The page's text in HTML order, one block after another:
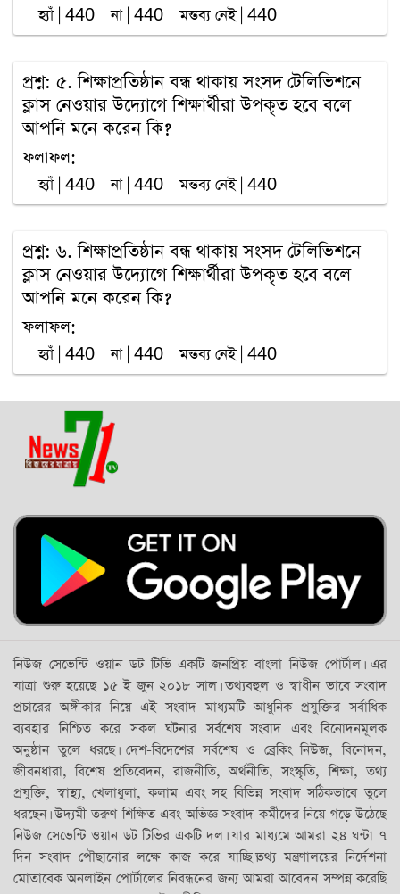
হ্যাঁ | 440 না | 440 মন্তব্য নেই | 440
প্রশ্ন: ৫. শিক্ষাপ্রতিষ্ঠান বন্ধ থাকায় সংসদ টেলিভিশনে
ক্লাস নেওয়ার উদ্যোগে শিক্ষার্থীরা উপকৃত হবে বলে
আপনি মনে করেন কি?
ফলাফল:
হ্যাঁ | 440 না | 440 মন্তব্য নেই | 440
প্রশ্ন: ৬. শিক্ষাপ্রতিষ্ঠান বন্ধ থাকায় সংসদ টেলিভিশনে
ক্লাস নেওয়ার উদ্যোগে শিক্ষার্থীরা উপকৃত হবে বলে
আপনি মনে করেন কি?
ফলাফল:
হ্যাঁ | 440 না | 440 মন্তব্য নেই | 440
নিউজ সেভেন্টি ওয়ান ডট টিভি একটি জনপ্রিয় বাংলা নিউজ পোর্টাল। এর
যাত্রা শুরু হয়েছে ১৫ ই জুন ২০১৮ সাল। তথ্যবহুল ও স্বাধীন ভাবে সংবাদ
প্রচারের অঙ্গীকার নিয়ে এই সংবাদ মাধ্যমটি আধুনিক প্রযুক্তির সর্বাধিক
ব্যবহার নিশ্চিত করে সকল ঘটনার সর্বশেষ সংবাদ এবং বিনোদনমূলক
অনুষ্ঠান তুলে ধরছে। দেশ-বিদেশের সর্বশেষ ও ব্রেকিং নিউজ, বিনোদন,
জীবনধারা, বিশেষ প্রতিবেদন, রাজনীতি, অর্থনীতি, সংস্কৃতি, শিক্ষা, তথ্য
প্রযুক্তি, স্বাস্থ্য, খেলাধুলা, কলাম এবং সহ বিভিন্ন সংবাদ সঠিকভাবে তুলে
ধরছেন। উদ্যমী তরুণ শিক্ষিত এবং অভিজ্ঞ সংবাদ কর্মীদের নিয়ে গড়ে উঠেছে
নিউজ সেভেন্টি ওয়ান ডট টিভির একটি দল। যার মাধ্যমে আমরা ২৪ ঘন্টা ৭
দিন সংবাদ পৌছানোর লক্ষে কাজ করে যাচ্ছি।তথ্য মন্ত্রণালয়ের নির্দেশনা
মোতাবেক অনলাইন পোর্টালের নিবন্ধনের জন্য আমরা আবেদন সম্পন্ন করেছি